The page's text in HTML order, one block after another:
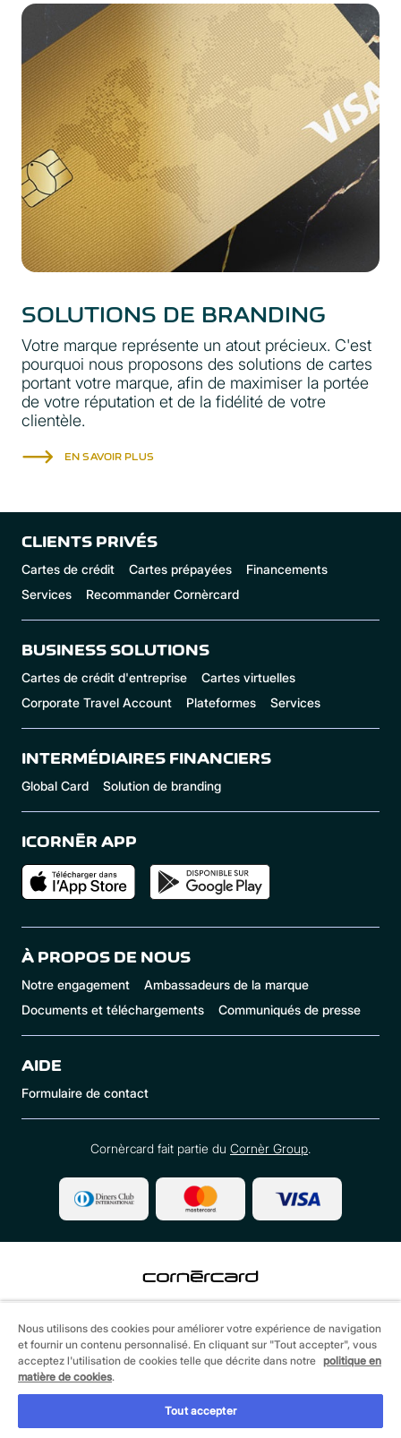
SOLUTIONS DE BRANDING
Votre marque représente un atout précieux. C'est
pourquoi nous proposons des solutions de cartes
portant votre marque, afin de maximiser la portée
de votre réputation et de la fidélité de votre
clientèle.
EN SAVOIR PLUS
CLIENTS PRIVÉS
Cartes de crédit Cartes prépayées
Financements
Services
Recommander Cornèrcard
BUSINESS SOLUTIONS
Cartes de crédit d'entreprise
Cartes virtuelles
Corporate Travel Account
Plateformes Services
INTERMÉDIAIRES FINANCIERS
Global Card Solution de branding
ICORNÈR APP
À PROPOS DE NOUS
Notre engagement
Ambassadeurs de la marque
Documents et téléchargements
Communiqués de presse
AIDE
Formulaire de contact
Cornèrcard fait partie du Cornèr Group.
Informations juridiques
Cookie policy
Protection des données
Nous utilisons des cookies pour améliorer votre expérience de navigation
et fournir un contenu personnalisé. En cliquant sur "Tout accepter", vous
acceptez l'utilisation de cookies telle que décrite dans notre politique en
matière de cookies.
Tout accepter